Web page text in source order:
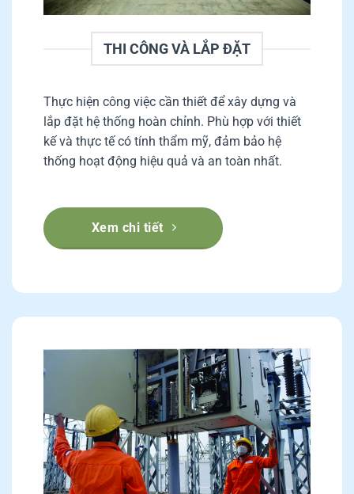
THI CÔNG VÀ LẮP ĐẶT
Thực hiện công việc cần thiết để xây dựng và
lắp đặt hệ thống hoàn chỉnh. Phù hợp với thiết
kế và thực tế có tính thẩm mỹ, đảm bảo hệ
thống hoạt động hiệu quả và an toàn nhất.
Xem chi tiết